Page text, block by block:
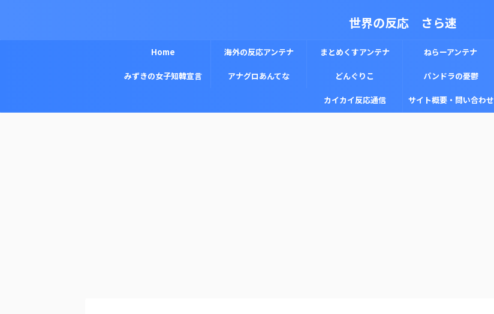
世界の反応 さら速
Home 海外の反応アンテナ まとめくすアンテナ ねらーアンテナ
みずきの女子知韓宣言 アナグロあんてな どんぐりこ パンドラの憂鬱
カイカイ反応通信 サイト概要・問い合わせ